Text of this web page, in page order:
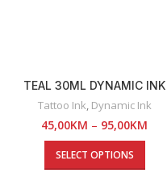
TEAL 30ML DYNAMIC INK
Tattoo Ink, Dynamic Ink
45,00KM – 95,00KM
SELECT OPTIONS